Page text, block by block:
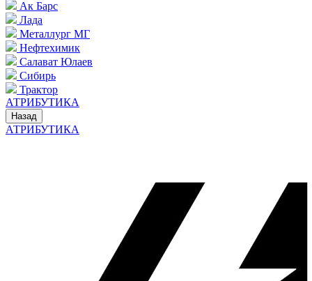
Ак Барс
Лада
Металлург МГ
Нефтехимик
Салават Юлаев
Сибирь
Трактор
АТРИБУТИКА
Назад
АТРИБУТИКА